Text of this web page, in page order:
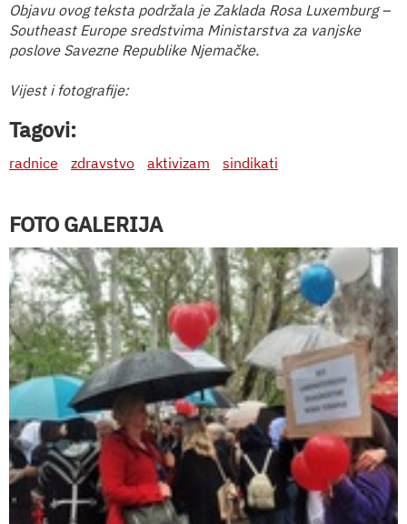
Objavu ovog teksta podržala je Zaklada Rosa Luxemburg –
Southeast Europe sredstvima Ministarstva za vanjske
poslove Savezne Republike Njemačke.
Vijest i fotografije:
Tagovi:
radnice zdravstvo aktivizam sindikati
FOTO GALERIJA